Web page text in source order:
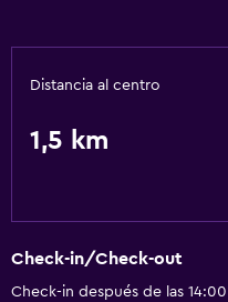
Bicicletas
Tienda de regalos
Distancia al centro
1,5 km
Check-in/Check-out
Check-in después de las